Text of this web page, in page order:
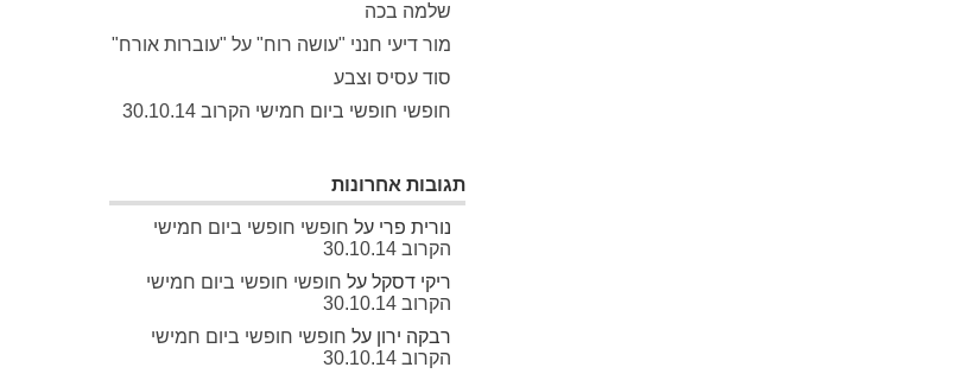
שלמה בכה
מור דיעי חנני "עושה רוח" על "עוברות אורח"
סוד עסיס וצבע
חופשי חופשי ביום חמישי הקרוב 30.10.14
תגובות אחרונות
נורית פרי על חופשי חופשי ביום חמישי
הקרוב 30.10.14
ריקי דסקל על חופשי חופשי ביום חמישי
הקרוב 30.10.14
רבקה ירון על חופשי חופשי ביום חמישי
הקרוב 30.10.14